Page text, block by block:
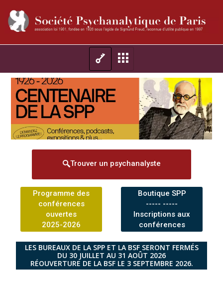
Trouver un psychanalyste
Programme des
conférences
ouvertes
2025-2026
Boutique SPP
----- -----
Inscriptions aux
conférences
LES BUREAUX DE LA SPP ET LA BSF SERONT FERMÉS
DU 30 JUILLET AU 31 AOÛT 2026
RÉOUVERTURE DE LA BSF LE 3 SEPTEMBRE 2026.